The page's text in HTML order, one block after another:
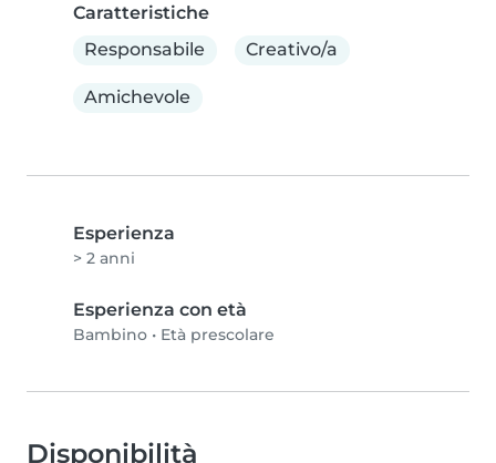
Caratteristiche
Responsabile
Creativo/a
Amichevole
Esperienza
> 2 anni
Esperienza con età
Bambino • Età prescolare
Disponibilità